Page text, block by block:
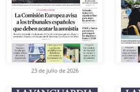
23 de julio de 2026